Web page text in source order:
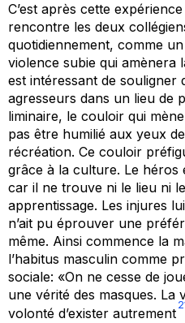
C’est après cette
rencontre les deux
quotidiennement, comme
violence subie qui amènera
est intéressant de souligner
agresseurs dans un lieu de
liminaire, le couloir qui
pas être humilié aux yeux
récréation. Ce couloir
grâce à la culture. Le héros
car il ne trouve ni le lieu ni
apprentissage. Les injures
n’ait pu éprouver une
même. Ainsi commence la
l’habitus masculin comme
sociale: «On ne cesse de
une vérité des masques. La
volonté d’exister autrement